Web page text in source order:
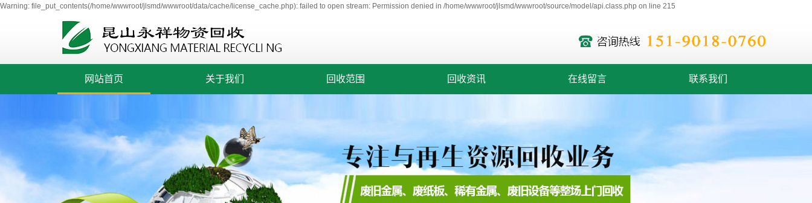
Warning: file_put_contents(/home/wwwroot/jlsmd/wwwroot/data/cache/license_cache.php): failed to open stream: Permission denied in /home/wwwroot/jlsmd/wwwroot/source/model/api.class.php on line 215
网站首页 关于我们 回收范围 回收资讯 在线留言 联系我们